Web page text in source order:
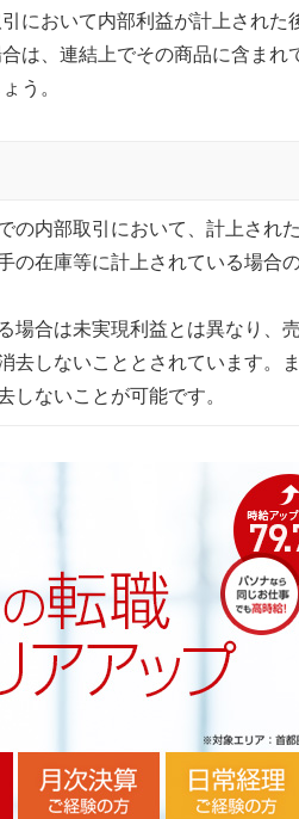
において内部利益が計上され
は、連結上でその商品に含まれ
う。
の内部取引において、計上され
の在庫等に計上されている場合
場合は未実現利益とは異なり、
去しないこととされています。
しないことが可能です。